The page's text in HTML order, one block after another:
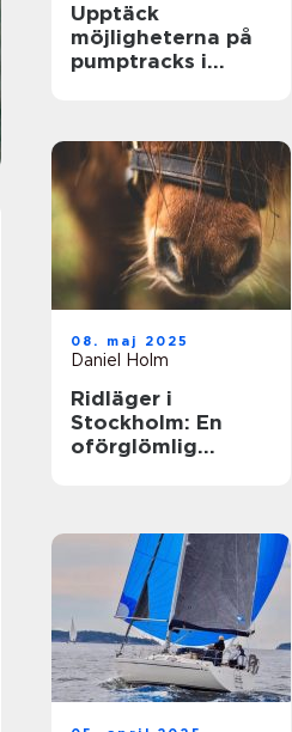
Upptäck
möjligheterna på
pumptracks i
08. maj 2025
Daniel Holm
Ridläger i
Stockholm: En
oförglömlig